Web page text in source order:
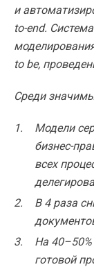
и
to-end.
to be,
Среди
Модели
бизнес-
всех
В 4 раза
На
готовой